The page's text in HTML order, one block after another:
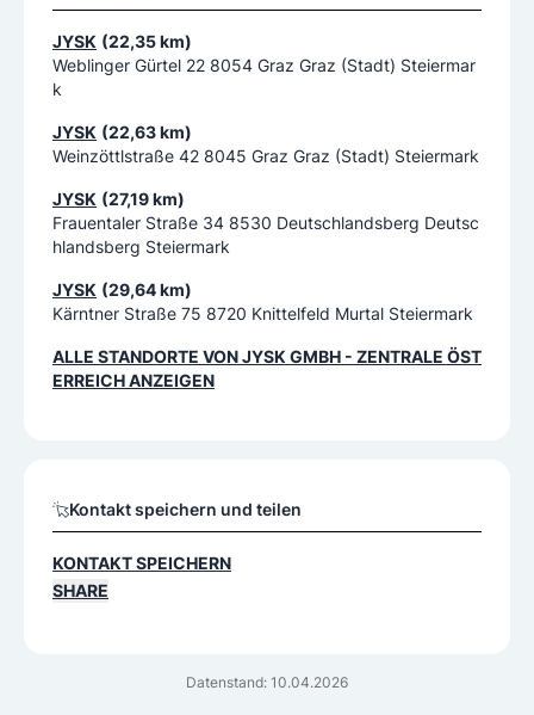
Datenstand: 10.04.2026
JYSK (22,35 km)
Weblinger Gürtel 22 8054 Graz Graz (Stadt) Steiermar
k
JYSK (22,63 km)
Weinzöttlstraße 42 8045 Graz Graz (Stadt) Steiermark
JYSK (27,19 km)
Frauentaler Straße 34 8530 Deutschlandsberg Deutsc
hlandsberg Steiermark
JYSK (29,64 km)
Kärntner Straße 75 8720 Knittelfeld Murtal Steiermark
ALLE STANDORTE VONJYSK GMBH - ZENTRALE ÖST
ERREICHANZEIGEN
Kontakt speichern und teilen
KONTAKT SPEICHERN
SHARE